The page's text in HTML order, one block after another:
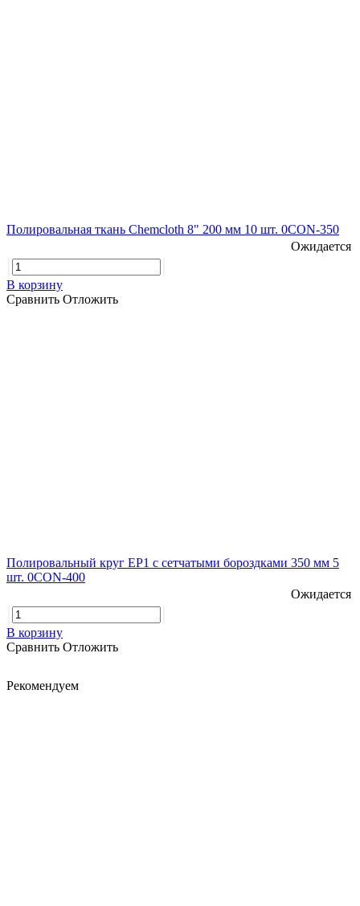
Полировальная ткань Chemcloth 8" 200 мм 10 шт. 0CON-350
Ожидается
В корзину
Сравнить Отложить
Полировальный круг EP1 с сетчатыми бороздками 350 мм 5
шт. 0CON-400
Ожидается
В корзину
Сравнить Отложить
Рекомендуем